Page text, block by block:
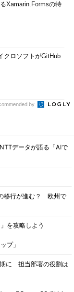
Xamarin.Formsの特
クロソフトがGitHub
by
データが語る「AIで
移行が進む？ 欧州で
を攻略しよう
プ」
に 担当部署の役割は